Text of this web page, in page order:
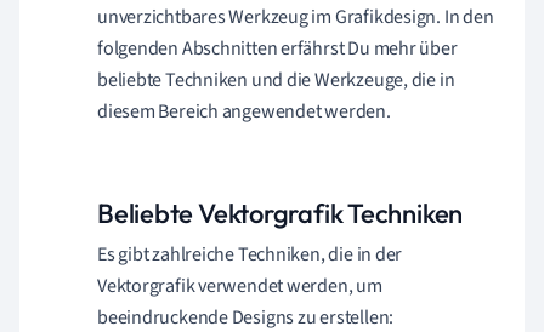
unverzichtbares Werkzeug im Grafikdesign. In den
folgenden Abschnitten erfährst Du mehr über
beliebte Techniken und die Werkzeuge, die in
diesem Bereich angewendet werden.
Beliebte Vektorgrafik Techniken
Es gibt zahlreiche Techniken, die in der
Vektorgrafik verwendet werden, um
beeindruckende Designs zu erstellen: